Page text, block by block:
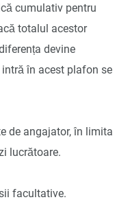
cumulativ pentru
totalul acestor
devine
în acest plafon se
de angajator, în limita
lucrătoare.
facultative.